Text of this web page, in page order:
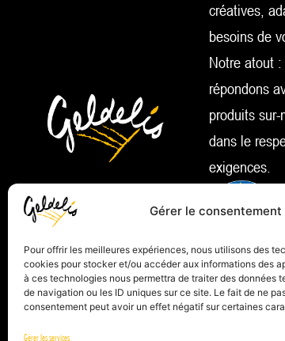
Gérer le consentement
Pour offrir les meilleures expériences, nous utilisons des
cookies pour stocker et/ou accéder aux informations des
à ces technologies nous permettra de traiter des données
de navigation ou les ID uniques sur ce site. Le fait de ne
consentement peut avoir un effet négatif sur certaines
Gérer les services
créatives,
besoins de
Notre atout
répondons
produits sur-
dans le
exigences.